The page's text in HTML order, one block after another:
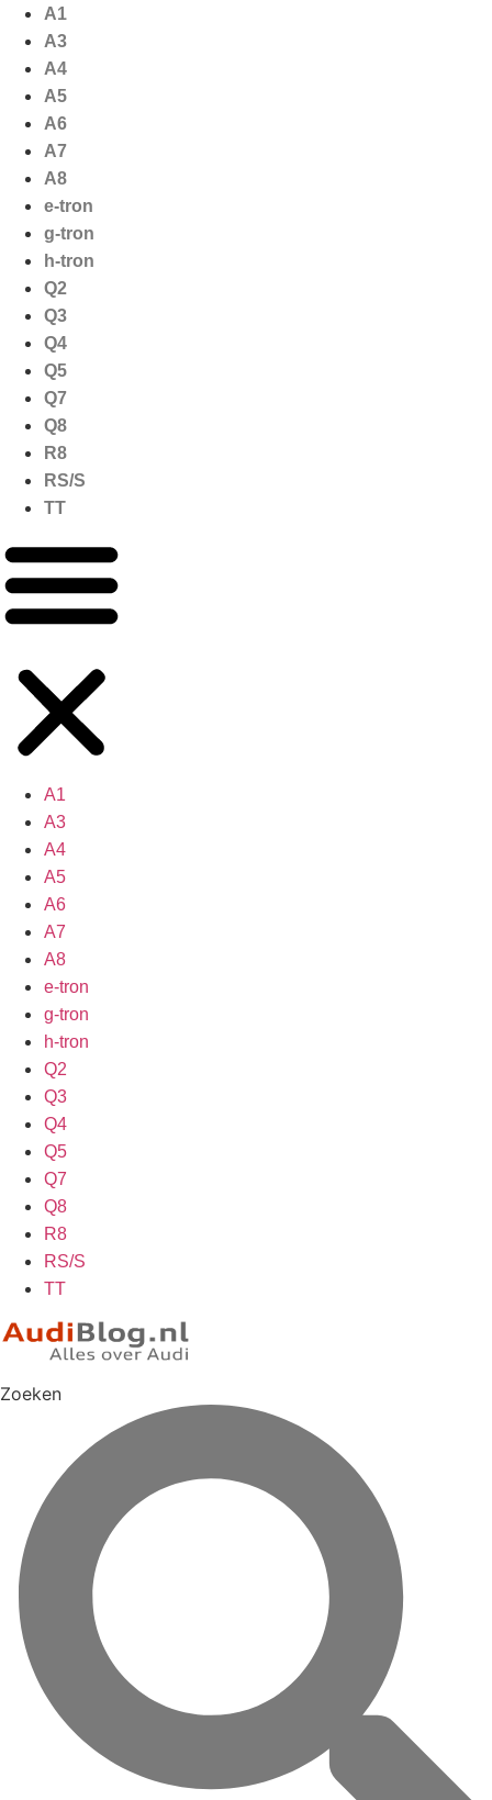
naar
inhoud
A1
A3
A4
A5
A6
A7
A8
e-tron
g-tron
h-tron
Q2
Q3
Q4
Q5
Q7
Q8
R8
RS/S
TT
A1
A3
A4
A5
A6
A7
A8
e-tron
g-tron
h-tron
Q2
Q3
Q4
Q5
Q7
Q8
R8
RS/S
TT
Zoeken